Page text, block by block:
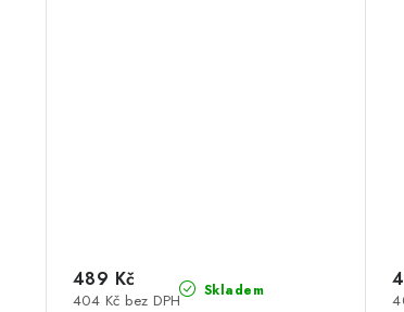
Skladem
404 Kč bez DPH
489 Kč